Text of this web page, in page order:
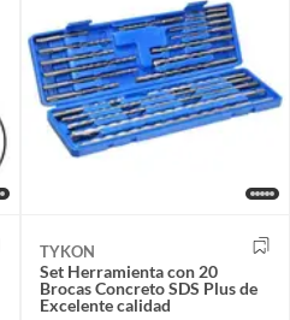
TYKON
Set Herramienta con 20
Brocas Concreto SDS Plus de
Excelente calidad